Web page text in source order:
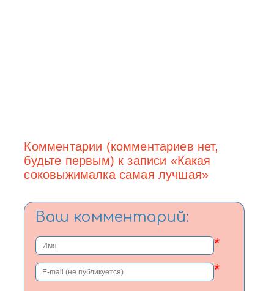
Комментарии (комментариев нет,
будьте первым) к записи «Какая
соковыжималка самая лучшая»
Ваш комментарий:
*
*